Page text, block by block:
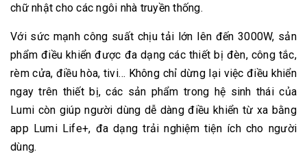
chữ nhật cho các ngôi nhà truyền thống.
Với sức mạnh công suất chịu tải lớn lên đến 3000W, sản
phẩm điều khiển được đa dạng các thiết bị đèn, công tắc,
rèm cửa, điều hòa, tivi… Không chỉ dừng lại việc điều khiển
ngay trên thiết bị, các sản phẩm trong hệ sinh thái của
Lumi còn giúp người dùng dễ dàng điều khiển từ xa bằng
app Lumi Life+, đa dạng trải nghiệm tiện ích cho người
dùng.